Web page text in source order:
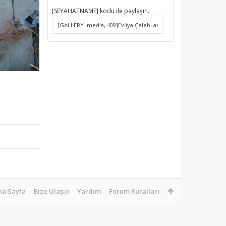
[SEYAHATNAME] kodu ile paylaşın.:
Sayfa Bize Ulaşın Yardım Forum Kuralları